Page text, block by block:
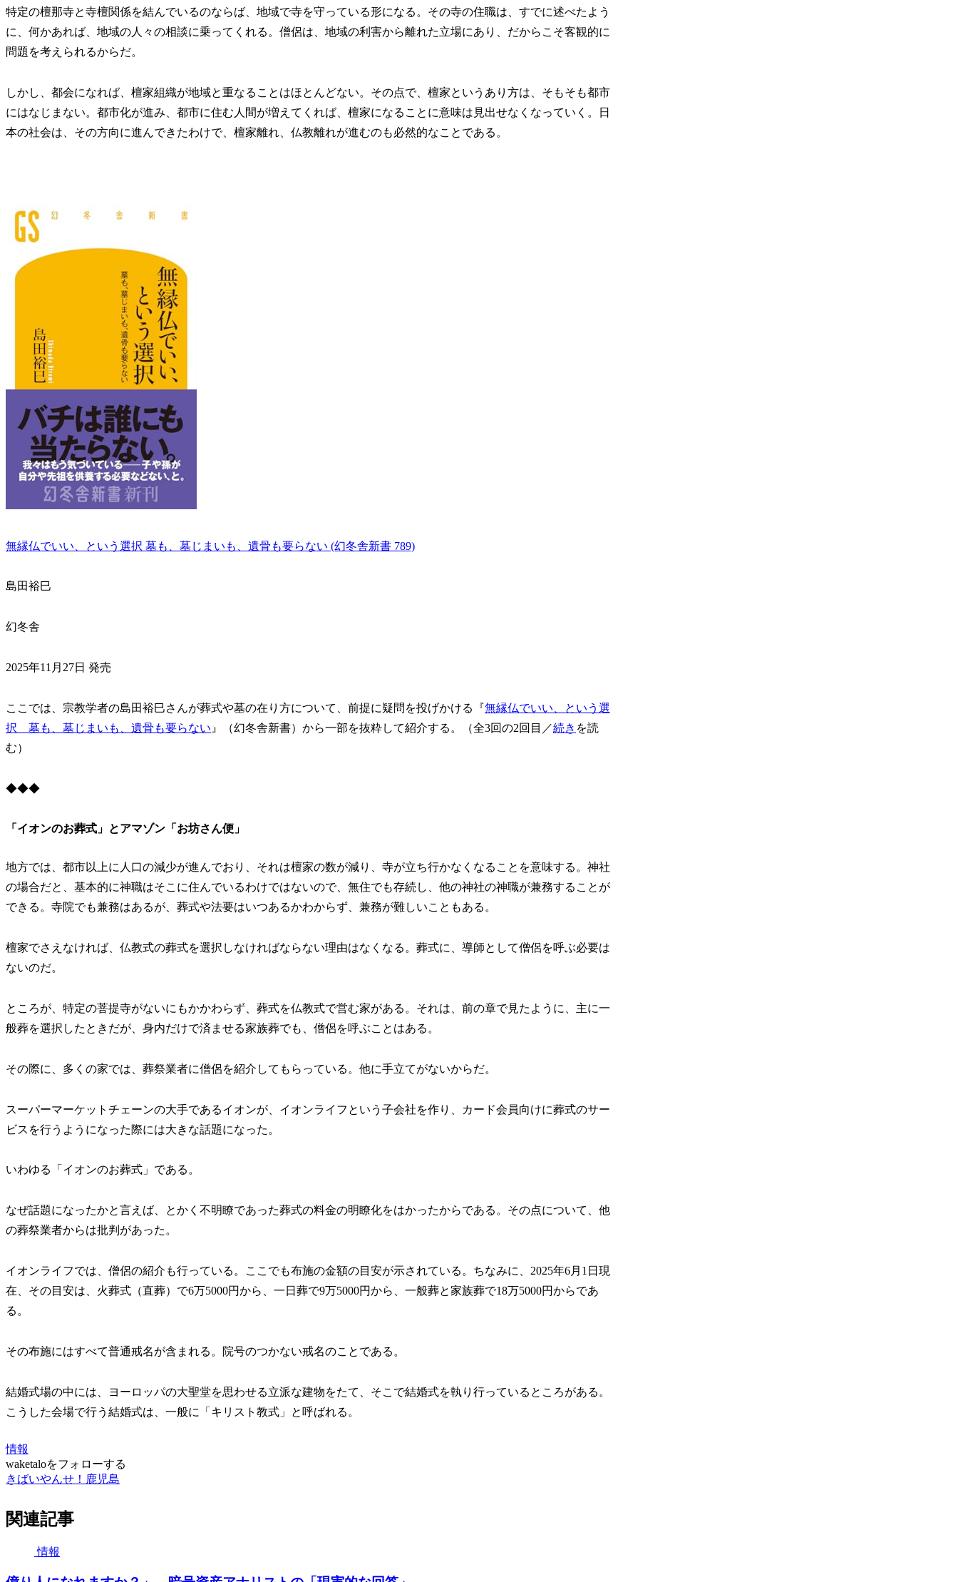
特定の檀那寺と寺檀関係を結んでいるのならば、地域で寺を守っている形になる。その寺の住職は、すでに述べたよう
に、何かあれば、地域の人々の相談に乗ってくれる。僧侶は、地域の利害から離れた立場にあり、だからこそ客観的に
問題を考えられるからだ。
しかし、都会になれば、檀家組織が地域と重なることはほとんどない。その点で、檀家というあり方は、そもそも都市
にはなじまない。都市化が進み、都市に住む人間が増えてくれば、檀家になることに意味は見出せなくなっていく。日
本の社会は、その方向に進んできたわけで、檀家離れ、仏教離れが進むのも必然的なことである。
無縁仏でいい、という選択 墓も、墓じまいも、遺骨も要らない (幻冬舎新書 789)
島田裕巳
幻冬舎
2025年11月27日 発売
ここでは、宗教学者の島田裕巳さんが葬式や墓の在り方について、前提に疑問を投げかける『無縁仏でいい、という選
択 墓も、墓じまいも、遺骨も要らない 』（幻冬舎新書）から一部を抜粋して紹介する。（全3回の2回目／続き を読
む）
◆◆◆
「イオンのお葬式」とアマゾン「お坊さん便」
地方では、都市以上に人口の減少が進んでおり、それは檀家の数が減り、寺が立ち行かなくなることを意味する。神社
の場合だと、基本的に神職はそこに住んでいるわけではないので、無住でも存続し、他の神社の神職が兼務することが
できる。寺院でも兼務はあるが、葬式や法要はいつあるかわからず、兼務が難しいこともある。
檀家でさえなければ、仏教式の葬式を選択しなければならない理由はなくなる。葬式に、導師として僧侶を呼ぶ必要は
ないのだ。
ところが、特定の菩提寺がないにもかかわらず、葬式を仏教式で営む家がある。それは、前の章で見たように、主に一
般葬を選択したときだが、身内だけで済ませる家族葬でも、僧侶を呼ぶことはある。
その際に、多くの家では、葬祭業者に僧侶を紹介してもらっている。他に手立てがないからだ。
スーパーマーケットチェーンの大手であるイオンが、イオンライフという子会社を作り、カード会員向けに葬式のサー
ビスを行うようになった際には大きな話題になった。
いわゆる「イオンのお葬式」である。
なぜ話題になったかと言えば、とかく不明瞭であった葬式の料金の明瞭化をはかったからである。その点について、他
の葬祭業者からは批判があった。
イオンライフでは、僧侶の紹介も行っている。ここでも布施の金額の目安が示されている。ちなみに、2025年6月1日現
在、その目安は、火葬式（直葬）で6万5000円から、一日葬で9万5000円から、一般葬と家族葬で18万5000円からであ
る。
その布施にはすべて普通戒名が含まれる。院号のつかない戒名のことである。
結婚式場の中には、ヨーロッパの大聖堂を思わせる立派な建物をたて、そこで結婚式を執り行っているところがある。
こうした会場で行う結婚式は、一般に「キリスト教式」と呼ばれる。
情報
waketaloをフォローする
きばいやんせ！鹿児島
関連記事
情報